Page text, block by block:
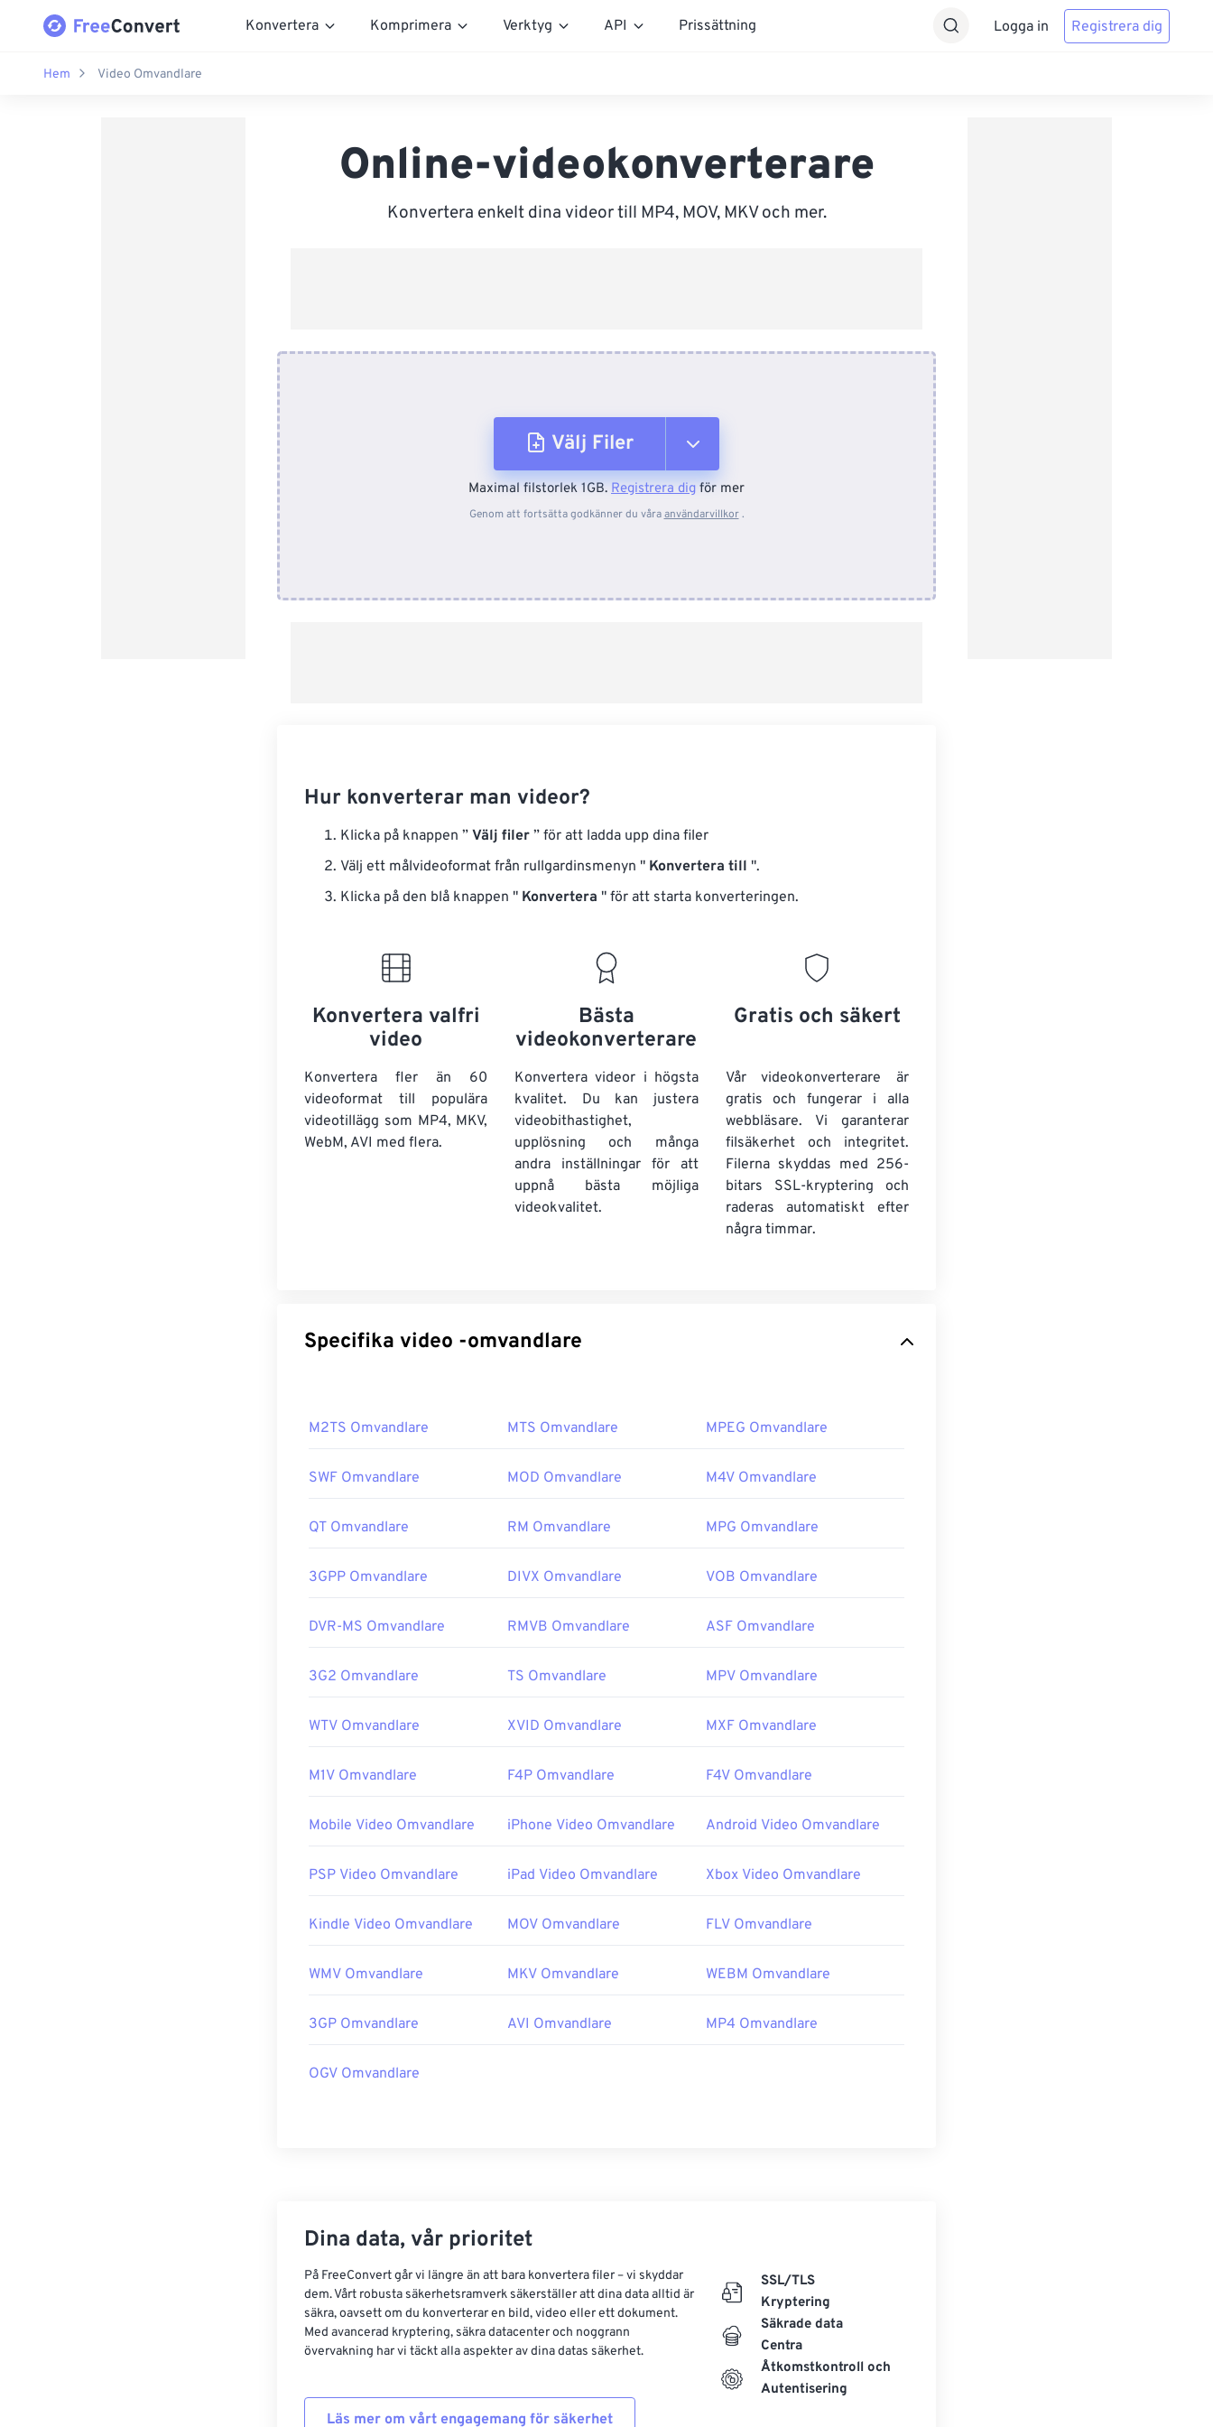
Konvertera Komprimera Verktyg API Prissättning Logga in Registrera dig
Hem Video Omvandlare
Online-videokonverterare
Konvertera enkelt dina videor till MP4, MOV, MKV och mer.
Välj Filer
Från enhet
Maximal filstorlek 1GB. Registrera dig för mer
Genom att fortsätta godkänner du våraanvändarvillkor.
Hur konverterar man videor?
Klicka på knappen ” Välj filer ” för att ladda upp dina filer
Välj ett målvideoformat från rullgardinsmenyn " Konvertera till ".
Klicka på den blå knappen " Konvertera " för att starta konverteringen.
Konvertera valfri
video
Konvertera fler än 60
videoformat till populära
videotillägg som MP4, MKV,
WebM, AVI med flera.
Bästa
videokonverterare
Konvertera videor i högsta
kvalitet. Du kan justera
videobithastighet,
upplösning och många
andra inställningar för att
uppnå bästa möjliga
videokvalitet.
Gratis och säkert
Vår videokonverterare är
gratis och fungerar i alla
webbläsare. Vi garanterar
filsäkerhet och integritet.
Filerna skyddas med 256-
bitars SSL-kryptering och
raderas automatiskt efter
några timmar.
Specifika video -omvandlare
M2TS Omvandlare MTS Omvandlare MPEG Omvandlare
SWF Omvandlare MOD Omvandlare M4V Omvandlare
QT Omvandlare RM Omvandlare MPG Omvandlare
3GPP Omvandlare DIVX Omvandlare VOB Omvandlare
DVR-MS Omvandlare RMVB Omvandlare ASF Omvandlare
3G2 Omvandlare TS Omvandlare MPV Omvandlare
WTV Omvandlare XVID Omvandlare MXF Omvandlare
M1V Omvandlare F4P Omvandlare F4V Omvandlare
Mobile Video Omvandlare iPhone Video Omvandlare Android Video Omvandlare
PSP Video Omvandlare iPad Video Omvandlare Xbox Video Omvandlare
Kindle Video Omvandlare MOV Omvandlare FLV Omvandlare
WMV Omvandlare MKV Omvandlare WEBM Omvandlare
3GP Omvandlare AVI Omvandlare MP4 Omvandlare
OGV Omvandlare
Dina data, vår prioritet
På FreeConvert går vi längre än att bara konvertera filer – vi skyddar
dem. Vårt robusta säkerhetsramverk säkerställer att dina data alltid är
säkra, oavsett om du konverterar en bild, video eller ett dokument.
Med avancerad kryptering, säkra datacenter och noggrann
övervakning har vi täckt alla aspekter av dina datas säkerhet.
Läs mer om vårt engagemang för säkerhet
SSL/TLS
Kryptering
Säkrade data
Centra
Åtkomstkontroll och
Autentisering